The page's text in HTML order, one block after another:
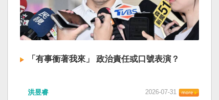
「有事衝著我來」 政治責任或口號表演？
洪昱睿 2026-07-31